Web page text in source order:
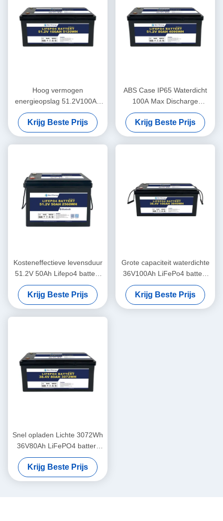
Hoog vermogen
energieopslag 51.2V100Ah
oplaadbare batterij voor het
energie-systeem voor thuis
Krijg Beste Prijs
ABS Case IP65 Waterdicht
100A Max Discharge
48V80Ah Lithium Ion
Batterijen Voor Zonne
Krijg Beste Prijs
Kosteneffectieve levensduur
51.2V 50Ah Lifepo4 batterij
3000 cycli voor opslag
systeem
Krijg Beste Prijs
Grote capaciteit waterdichte
36V100Ah LiFePo4 batterij
voor elektrische voertuigen
Krijg Beste Prijs
Snel opladen Lichte 3072Wh
36V80Ah LiFePO4 batterij
met superieure bescherming
voor boot
Krijg Beste Prijs